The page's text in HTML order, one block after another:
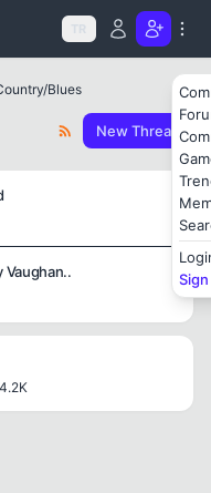
TR
Blues
New Thread
Vaughan..
4.2K